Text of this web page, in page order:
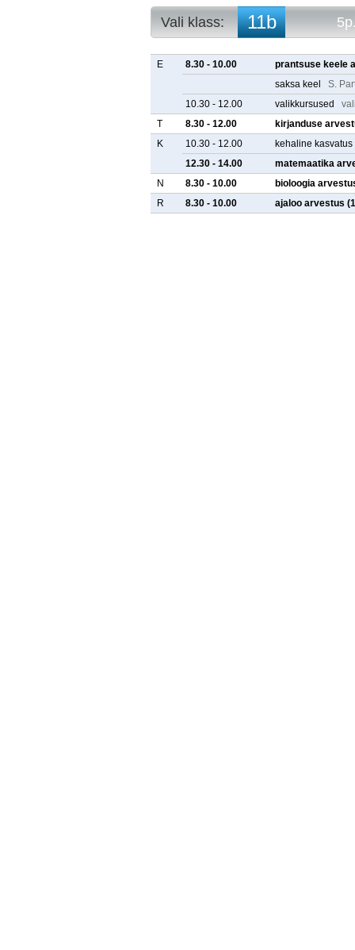
Vali klass: 11b
10c
11b
11c
5p. tunniplaan
E 8.30 - 10.00
prantsuse keele
saksa keel
S.
10.30 - 12.00
valikkursused
T
8.30 - 12.00
kirjanduse
K
10.30 - 12.00
kehaline kasvatus
12.30 - 14.00
matemaatika
N
8.30 - 10.00
bioloogia
R
8.30 - 10.00 ajaloo arvestus